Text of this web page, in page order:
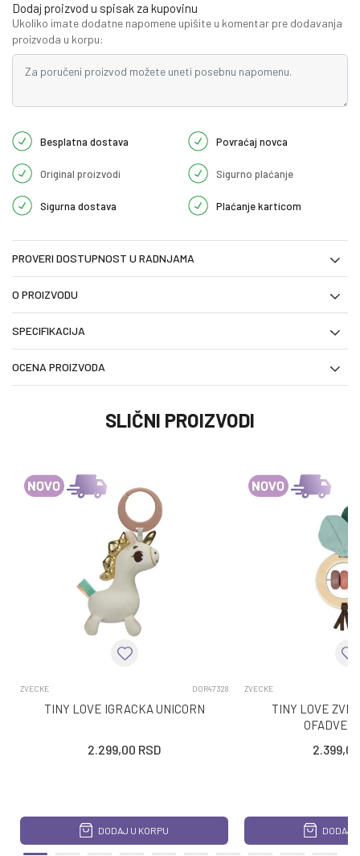
Dodaj proizvod u spisak za kupovinu
Ukoliko imate dodatne napomene upišite u komentar pre dodavanja
proizvoda u korpu:
Besplatna dostava Povraćaj novca
Original proizvodi Sigurno plaćanje
Sigurna dostava Plaćanje karticom
PROVERI DOSTUPNOST U RADNJAMA
O PROIZVODU
SPECIFIKACIJA
OCENA PROIZVODA
SLIČNI PROIZVODI
ZVECKE DOR47328
TINY LOVE IGRACKA UNICORN
2.299,00 RSD
DODAJ U KORPU
ZVECKE
TINY LOVE
2.399,00
DODAJ